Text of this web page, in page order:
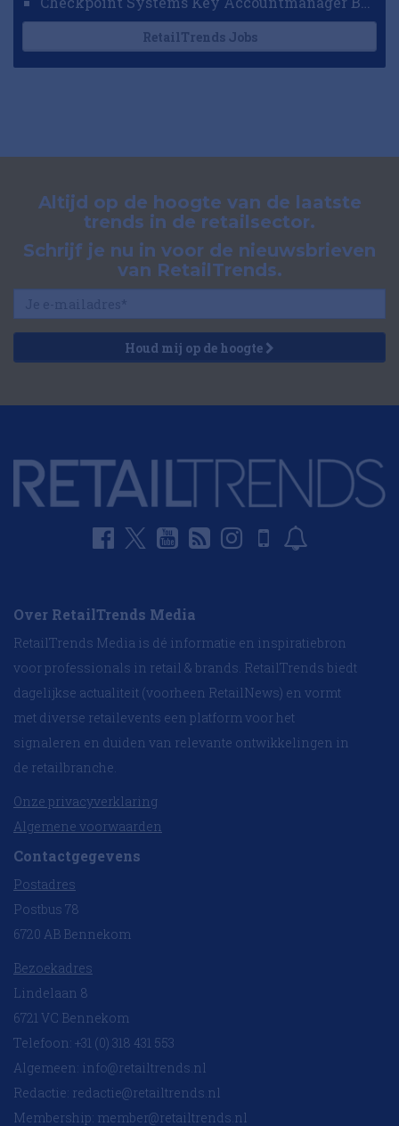
RetailTrends Jobs
Altijd op de hoogte van de laatste
trends in de retailsector.
Schrijf je nu in voor de nieuwsbrieven
van RetailTrends.
Houd mij op de hoogte
Over RetailTrends Media
RetailTrends Media is dé informatie en inspiratiebron
voor professionals in retail & brands. RetailTrends biedt
dagelijkse actualiteit (voorheen RetailNews) en vormt
met diverse retailevents een platform voor het
signaleren en duiden van relevante ontwikkelingen in
de retailbranche.
Onze privacyverklaring
Algemene voorwaarden
Contactgegevens
Postadres
Postbus 78
6720 AB Bennekom
Bezoekadres
Lindelaan 8
6721 VC Bennekom
Telefoon: +31 (0) 318 431 553
Algemeen: info@retailtrends.nl
Redactie: redactie@retailtrends.nl
Membership: member@retailtrends.nl